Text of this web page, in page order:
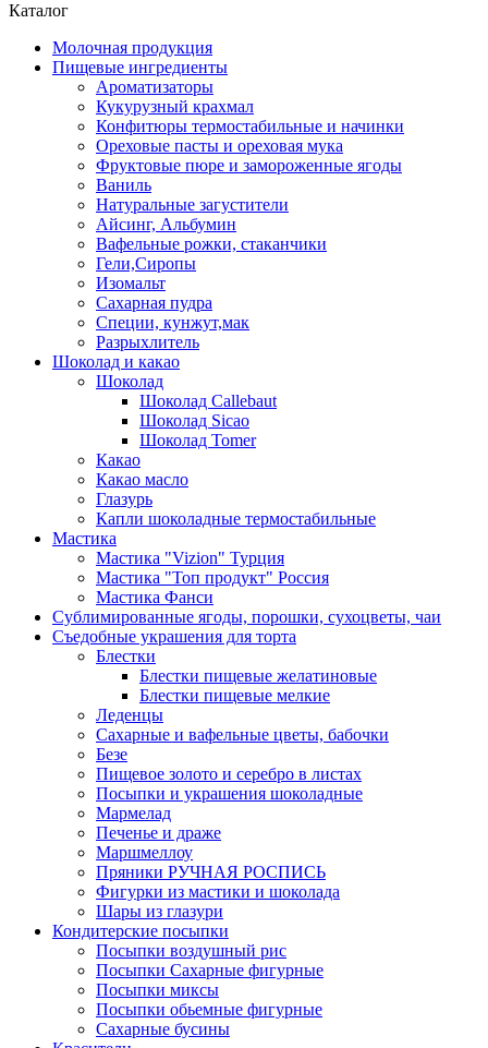
Каталог
Молочная продукция
Пищевые ингредиенты
Ароматизаторы
Кукурузный крахмал
Конфитюры термостабильные и начинки
Ореховые пасты и ореховая мука
Фруктовые пюре и замороженные ягоды
Ваниль
Натуральные загустители
Айсинг, Альбумин
Вафельные рожки, стаканчики
Гели,Сиропы
Изомальт
Сахарная пудра
Специи, кунжут,мак
Разрыхлитель
Шоколад и какао
Шоколад
Шоколад Callebaut
Шоколад Sicao
Шоколад Tomer
Какао
Какао масло
Глазурь
Капли шоколадные термостабильные
Мастика
Мастика "Vizion" Турция
Мастика "Топ продукт" Россия
Мастика Фанси
Сублимированные ягоды, порошки, сухоцветы, чаи
Съедобные украшения для торта
Блестки
Блестки пищевые желатиновые
Блестки пищевые мелкие
Леденцы
Сахарные и вафельные цветы, бабочки
Безе
Пищевое золото и серебро в листах
Посыпки и украшения шоколадные
Мармелад
Печенье и драже
Маршмеллоу
Пряники РУЧНАЯ РОСПИСЬ
Фигурки из мастики и шоколада
Шары из глазури
Кондитерские посыпки
Посыпки воздушный рис
Посыпки Сахарные фигурные
Посыпки миксы
Посыпки обьемные фигурные
Сахарные бусины